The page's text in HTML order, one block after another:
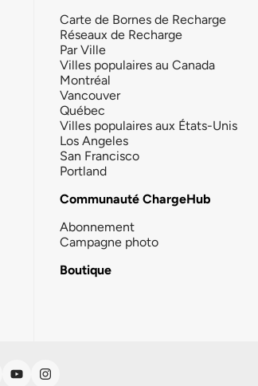
Carte de Bornes de Recharge
Réseaux de Recharge
Par Ville
Villes populaires au Canada
Montréal
Vancouver
Québec
Villes populaires aux États-Unis
Los Angeles
San Francisco
Portland
Communauté ChargeHub
Abonnement
Campagne photo
Boutique